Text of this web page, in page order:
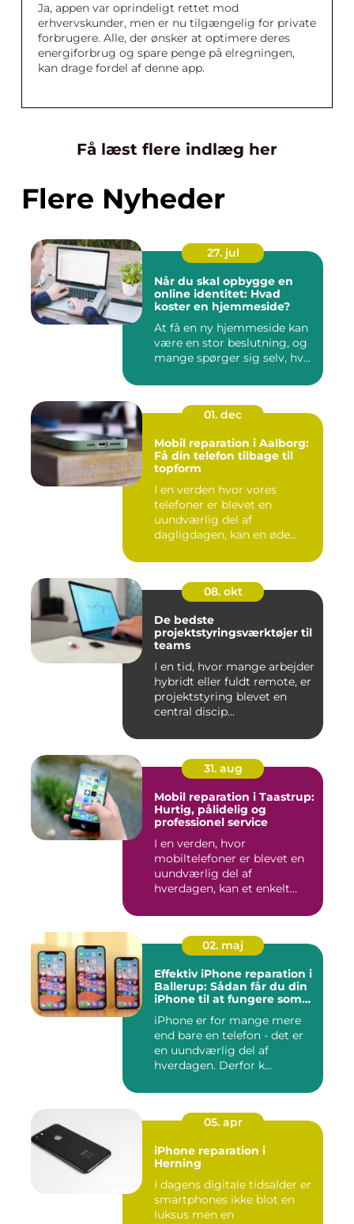
Ja, appen var oprindeligt rettet mod
erhvervskunder, men er nu tilgængelig for private
forbrugere. Alle, der ønsker at optimere deres
energiforbrug og spare penge på elregningen,
kan drage fordel af denne app.
Få læst flere indlæg her
Flere Nyheder
27. jul
Når du skal opbygge en
online identitet: Hvad
koster en hjemmeside?
At få en ny hjemmeside kan
være en stor beslutning, og
mange spørger sig selv, hv...
01. dec
Mobil reparation i Aalborg:
Få din telefon tilbage til
topform
I en verden hvor vores
telefoner er blevet en
uundværlig del af
dagligdagen, kan en øde...
08. okt
De bedste
projektstyringsværktøjer til
teams
I en tid, hvor mange arbejder
hybridt eller fuldt remote, er
projektstyring blevet en
central discip...
31. aug
Mobil reparation i Taastrup:
Hurtig, pålidelig og
professionel service
I en verden, hvor
mobiltelefoner er blevet en
uundværlig del af
hverdagen, kan et enkelt
02. maj
Effektiv iPhone reparation i
Ballerup: Sådan får du din
iPhone til at fungere som
iPhone er for mange mere
end bare en telefon - det er
en uundværlig del af
hverdagen. Derfor k...
05. apr
iPhone reparation i
Herning
I dagens digitale tidsalder er
smartphones ikke blot en
luksus men en